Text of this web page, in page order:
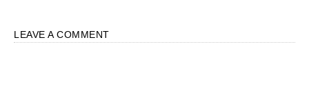
LEAVE A COMMENT